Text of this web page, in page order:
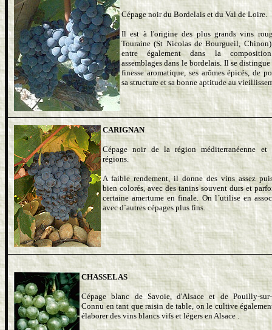
Cépage noir du Bordelais et du Val de Loire.
Il est à l'origine des plus grands vins
Touraine (St Nicolas de Bourgueil,
entre également dans la
assemblages dans le bordelais. Il se distingue
finesse aromatique, ses arômes épicés, de
sa structure et sa bonne aptitude au
CARIGNAN
Cépage noir de la région méditerranéenne et
régions.
A faible rendement, il donne des vins assez
bien colorés, avec des tanins souvent durs et
certaine amertume en finale. On l´utilise en
avec d´autres cépages plus fins.
CHASSELAS
Cépage blanc de Savoie, d'Alsace et de Pouilly-
Connu en tant que raisin de table, on le cultive
élaborer des vins blancs vifs et légers en Alsace .